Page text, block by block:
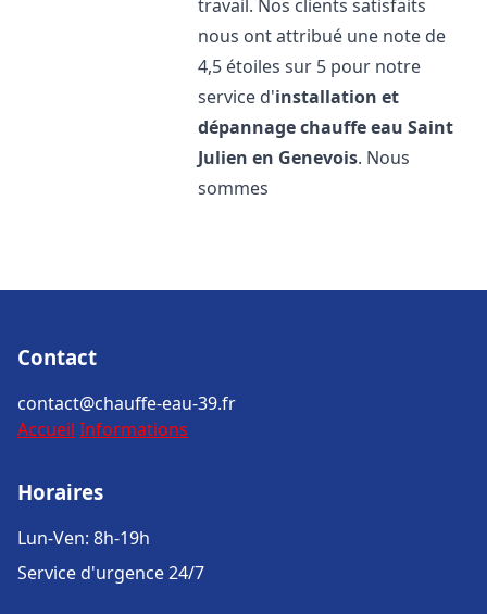
travail. Nos clients satisfaits
nous ont attribué une note de
4,5 étoiles sur 5 pour notre
service d'installation et
dépannage chauffe eau Saint
Julien en Genevois. Nous
sommes
Contact
contact@chauffe-eau-39.fr
Accueil Informations
Horaires
Lun-Ven: 8h-19h
Service d'urgence 24/7